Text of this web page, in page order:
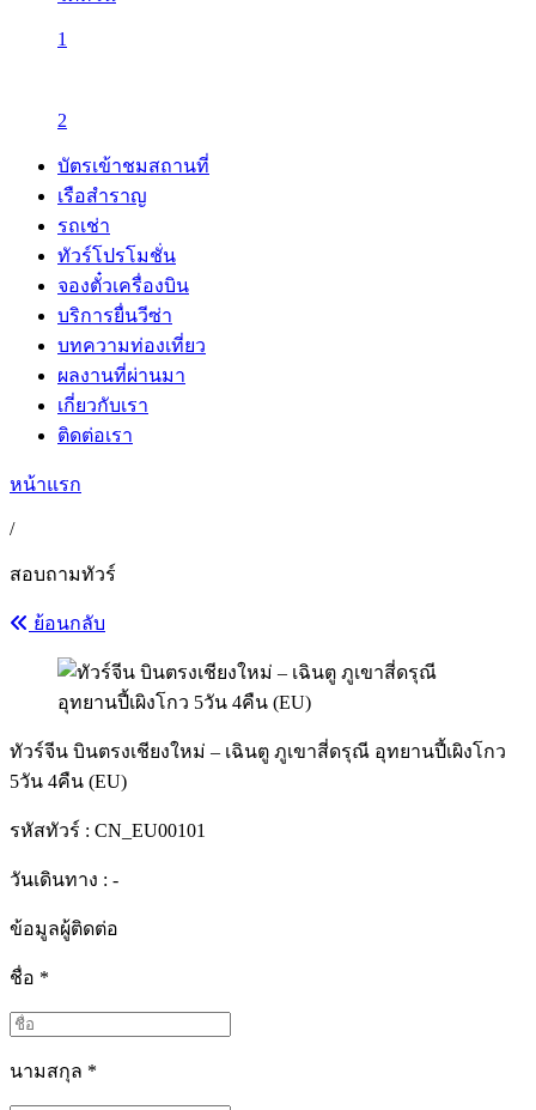
1
2
บัตรเข้าชมสถานที่
เรือสำราญ
รถเช่า
ทัวร์โปรโมชั่น
จองตั๋วเครื่องบิน
บริการยื่นวีซ่า
บทความท่องเที่ยว
ผลงานที่ผ่านมา
เกี่ยวกับเรา
ติดต่อเรา
หน้าแรก
/
สอบถามทัวร์
ย้อนกลับ
ทัวร์จีน บินตรงเชียงใหม่ – เฉินตู ภูเขาสี่ดรุณี อุทยานปี้เผิงโกว
5วัน 4คืน (EU)
รหัสทัวร์ : CN_EU00101
วันเดินทาง : -
ข้อมูลผู้ติดต่อ
ชื่อ *
นามสกุล *